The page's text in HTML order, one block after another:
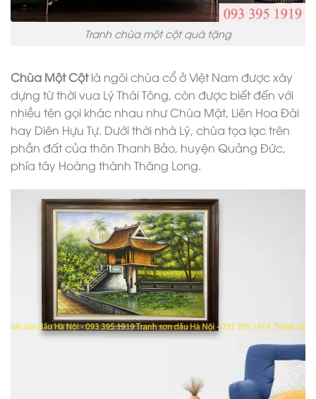
Tranh chùa một cột quà tặng
Chùa Một Cộtlà ngôi chùa cổ ở Việt Nam được xây
dựng từ thời vua Lý Thái Tông, còn được biết đến với
nhiều tên gọi khác nhau như Chùa Mật, Liên Hoa Đài
hay Diên Hựu Tự. Dưới thời nhà Lý, chùa tọa lạc trên
phần đất của thôn Thanh Bảo, huyện Quảng Đức,
phía tây Hoàng thành Thăng Long.